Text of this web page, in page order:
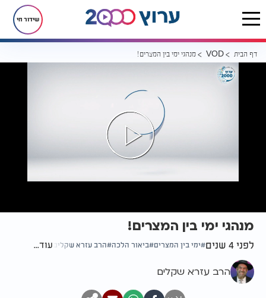
שידור חי
דף הבית VOD מנהגי ימי בין המצרים!
מנהגי ימי בין המצרים!
לפני 4 שנים ימי בין המצרים ביאור הלכה הרב עזרא שקלים עוד...
הרב עזרא שקלים